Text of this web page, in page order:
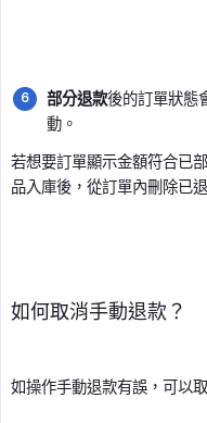
部分退款後的訂單狀態
動。
若想要訂單顯示金額符合已
品入庫後，從訂單內刪除已
如何取消手動退款？
如操作手動退款有誤，可以